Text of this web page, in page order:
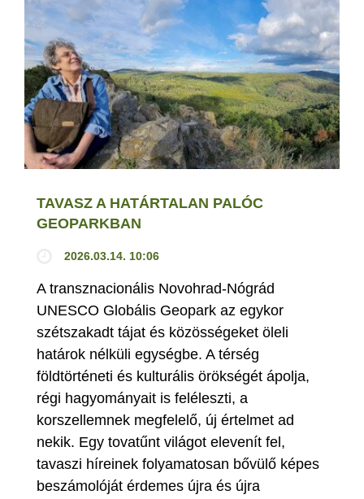
TAVASZ A HATÁRTALAN PALÓC
GEOPARKBAN
2026.03.14. 10:06
A transznacionális Novohrad-Nógrád
UNESCO Globális Geopark az egykor
szétszakadt tájat és közösségeket öleli
határok nélküli egységbe. A térség
földtörténeti és kulturális örökségét ápolja,
régi hagyományait is feléleszti, a
korszellemnek megfelelő, új értelmet ad
nekik. Egy tovatűnt világot elevenít fel,
tavaszi híreinek folyamatosan bővülő képes
beszámolóját érdemes újra és újra